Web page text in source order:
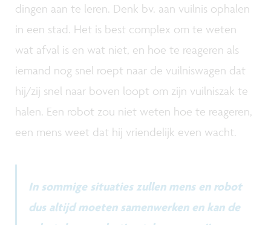
dingen aan te leren. Denk bv. aan vuilnis ophalen
in een stad. Het is best complex om te weten
wat afval is en wat niet, en hoe te reageren als
iemand nog snel roept naar de vuilniswagen dat
hij/zij snel naar boven loopt om zijn vuilniszak te
halen. Een robot zou niet weten hoe te reageren,
een mens weet dat hij vriendelijk even wacht.
In sommige situaties zullen mens en robot
dus altijd moeten samenwerken en kan de